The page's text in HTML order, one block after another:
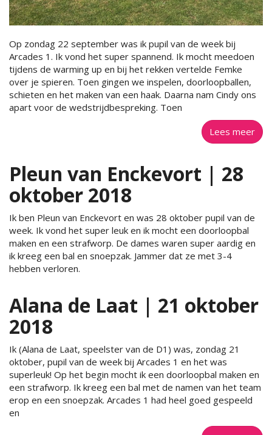
Op zondag 22 september was ik pupil van de week bij
Arcades 1. Ik vond het super spannend. Ik mocht meedoen
tijdens de warming up en bij het rekken vertelde Femke
over je spieren. Toen gingen we inspelen, doorloopballen,
schieten en het maken van een haak. Daarna nam Cindy ons
apart voor de wedstrijdbespreking. Toen
Lees meer
Pleun van Enckevort | 28
oktober 2018
Ik ben Pleun van Enckevort en was 28 oktober pupil van de
week. Ik vond het super leuk en ik mocht een doorloopbal
maken en een strafworp. De dames waren super aardig en
ik kreeg een bal en snoepzak. Jammer dat ze met 3-4
hebben verloren.
Alana de Laat | 21 oktober
2018
Ik (Alana de Laat, speelster van de D1) was, zondag 21
oktober, pupil van de week bij Arcades 1 en het was
superleuk! Op het begin mocht ik een doorloopbal maken en
een strafworp. Ik kreeg een bal met de namen van het team
erop en een snoepzak. Arcades 1 had heel goed gespeeld
en